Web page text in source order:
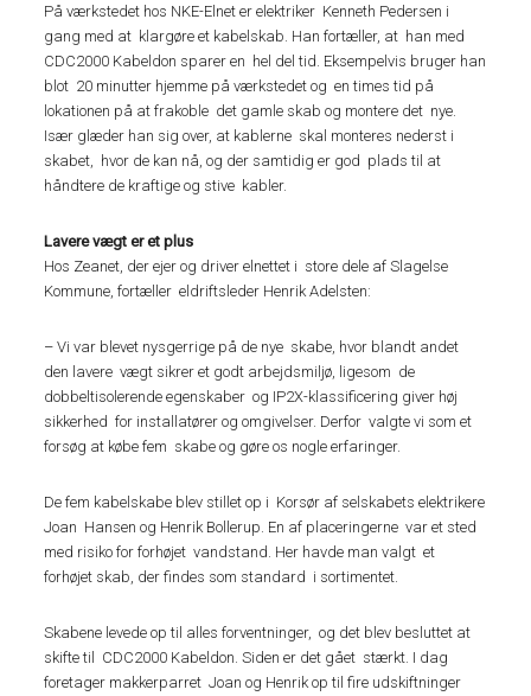
På værkstedet hos NKE-Elnet er elektriker Kenneth Pedersen i
gang med at klargøre et kabelskab. Han fortæller, at han med
CDC2000 Kabeldon sparer en hel del tid. Eksempelvis bruger han
blot 20 minutter hjemme på værkstedet og en times tid på
lokationen på at frakoble det gamle skab og montere det nye.
Især glæder han sig over, at kablerne skal monteres nederst i
skabet, hvor de kan nå, og der samtidig er god plads til at
håndtere de kraftige og stive kabler.
Lavere vægt er et plus
Hos Zeanet, der ejer og driver elnettet i store dele af Slagelse
Kommune, fortæller eldriftsleder Henrik Adelsten:
– Vi var blevet nysgerrige på de nye skabe, hvor blandt andet
den lavere vægt sikrer et godt arbejdsmiljø, ligesom de
dobbeltisolerende egenskaber og IP2X-klassificering giver høj
sikkerhed for installatører og omgivelser. Derfor valgte vi som et
forsøg at købe fem skabe og gøre os nogle erfaringer.
De fem kabelskabe blev stillet op i Korsør af selskabets elektrikere
Joan Hansen og Henrik Bollerup. En af placeringerne var et sted
med risiko for forhøjet vandstand. Her havde man valgt et
forhøjet skab, der findes som standard i sortimentet.
Skabene levede op til alles forventninger, og det blev besluttet at
skifte til CDC2000 Kabeldon. Siden er det gået stærkt. I dag
foretager makkerparret Joan og Henrik op til fire udskiftninger